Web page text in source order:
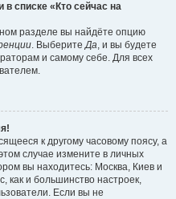
в списке «Кто сейчас на
разделе вы найдёте опцию
. ВыберитеДа, и вы будете
и самому себе. Для всех
к другому часовому поясу, а
случае измените в личных
вы находитесь: Москва, Киев и
как и большинство настроек,
Если вы не